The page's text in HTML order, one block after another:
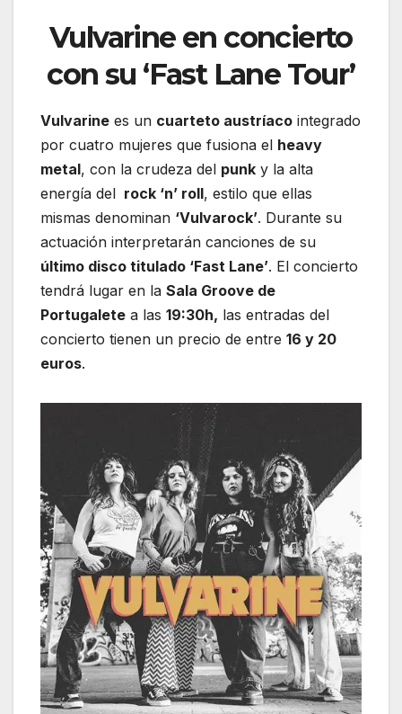
Vulvarine en concierto
con su ‘Fast Lane Tour’
Vulvarine es un cuarteto austríaco integrado
por cuatro mujeres que fusiona el heavy
metal, con la crudeza del punk y la alta
energía del rock ‘n’ roll, estilo que ellas
mismas denominan ‘Vulvarock’. Durante su
actuación interpretarán canciones de su
último disco titulado ‘Fast Lane’. El concierto
tendrá lugar en la Sala Groove de
Portugalete a las 19:30h, las entradas del
concierto tienen un precio de entre 16 y 20
euros.